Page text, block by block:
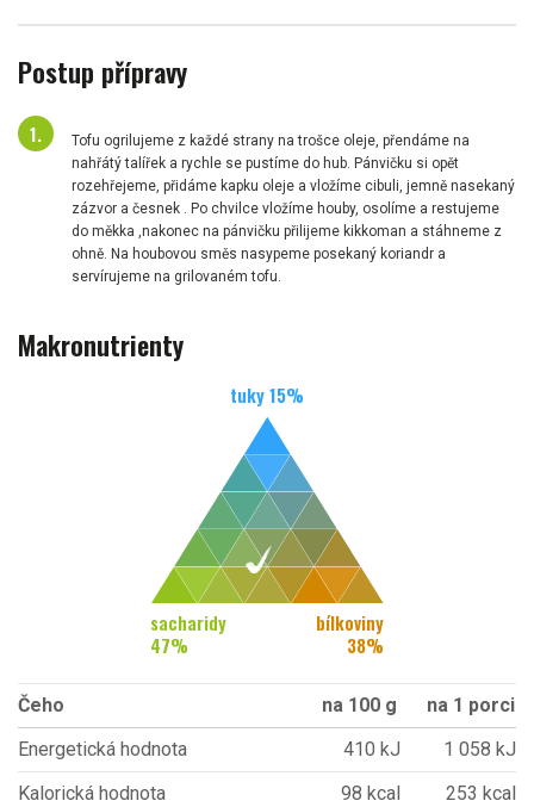
Postup přípravy
Tofu ogrilujeme z každé strany na trošce oleje, přendáme na
nahřátý talířek a rychle se pustíme do hub. Pánvičku si opět
rozehřejeme, přidáme kapku oleje a vložíme cibuli, jemně nasekaný
zázvor a česnek . Po chvilce vložíme houby, osolíme a restujeme
do měkka ,nakonec na pánvičku přilijeme kikkoman a stáhneme z
ohně. Na houbovou směs nasypeme posekaný koriandr a
servírujeme na grilovaném tofu.
Makronutrienty
tuky15%
sacharidy
47%
bílkoviny
38%
Čeho na 100 g
na 1 porci
Energetická hodnota
410 kJ
1 058 kJ
Kalorická hodnota
98 kcal
253 kcal